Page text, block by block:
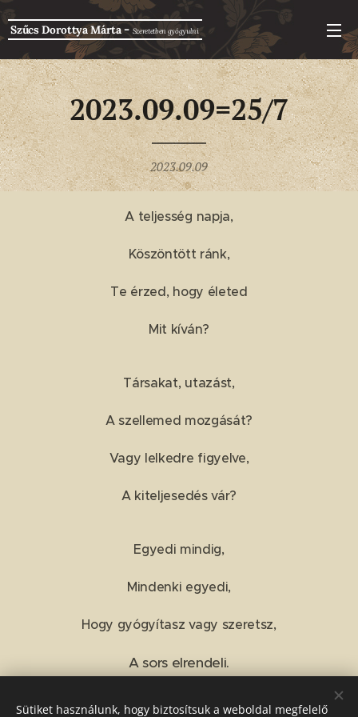
Szűcs Dorottya Márta-Szeretetben gyógyulni
2023.09.09=25/7
2023.09.09
A teljesség napja,
Köszöntött ránk,
Te érzed, hogy életed
Mit kíván?
Társakat, utazást,
A szellemed mozgását?
Vagy lelkedre figyelve,
A kiteljesedés vár?
Egyedi mindig,
Mindenki egyedi,
Hogy gyógyítasz vagy szeretsz,
A sors elrendeli.
Sütiket használunk, hogy biztosítsuk a weboldal megfelelő